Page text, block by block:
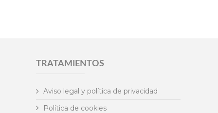
TRATAMIENTOS
Aviso legal y política de privacidad
Política de cookies